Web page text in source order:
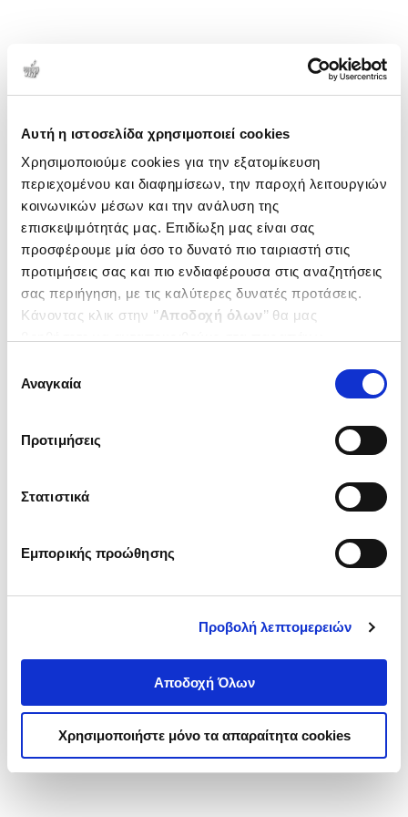
Αυτή η ιστοσελίδα χρησιμοποιεί cookies
Χρησιμοποιούμε cookies για την εξατομίκευση
περιεχομένου και διαφημίσεων, την παροχή λειτουργιών
κοινωνικών μέσων και την ανάλυση της
επισκεψιμότητάς μας. Επιδίωξη μας είναι σας
προσφέρουμε μία όσο το δυνατό πιο ταιριαστή στις
προτιμήσεις σας και πιο ενδιαφέρουσα στις αναζητήσεις
σας περιήγηση, με τις καλύτερες δυνατές προτάσεις.
Κάνοντας κλικ στην ‘’Αποδοχή όλων’’ θα μας
ενδιαφέρουν και να επιλέξετε από τα παρακάτω με την
΄΄και να ενημερωθείτε σχετικά με
συγκατάθεσης
Αναγκαία
Προτιμήσεις
Στατιστικά
Εμπορικής προώθησης
Προβολή λεπτομερειών
Αποδοχή Όλων
Χρησιμοποιήστε μόνο τα απαραίτητα cookies